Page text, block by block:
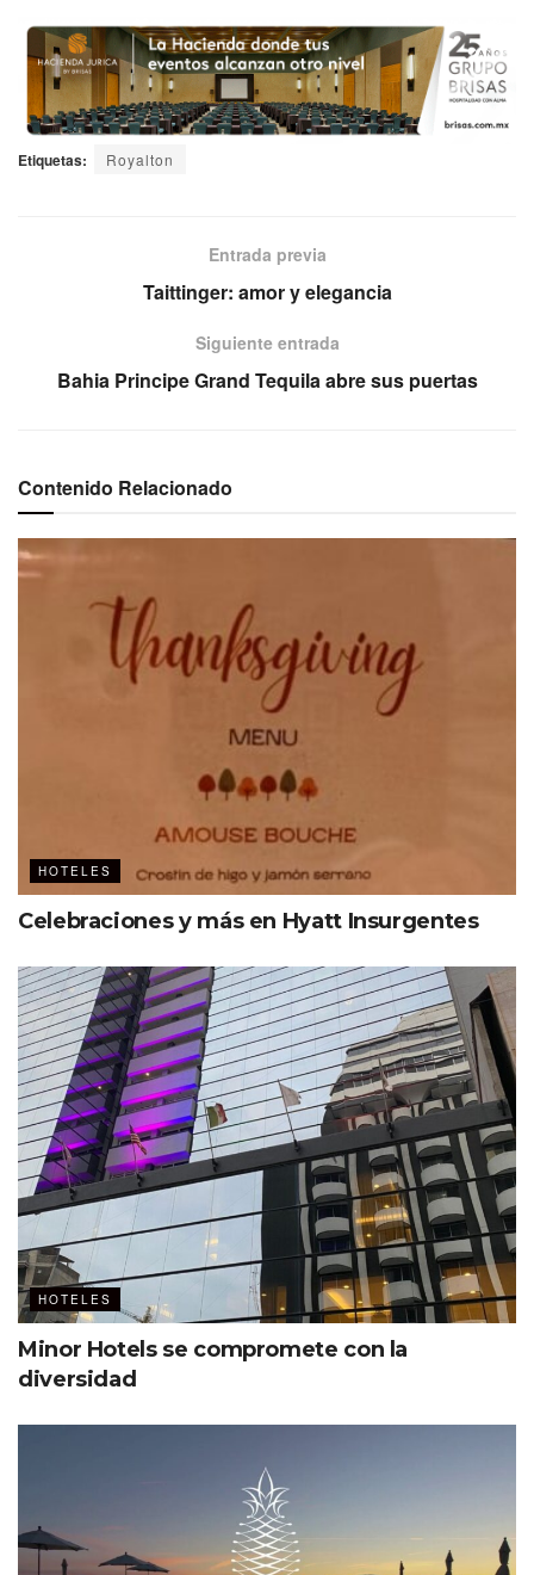
Etiquetas: Royalton
Entrada previa
Taittinger: amor y elegancia
Siguiente entrada
Bahia Principe Grand Tequila abre sus puertas
Contenido Relacionado
HOTELES
Celebraciones y más en Hyatt Insurgentes
HOTELES
Minor Hotels se compromete con la
diversidad